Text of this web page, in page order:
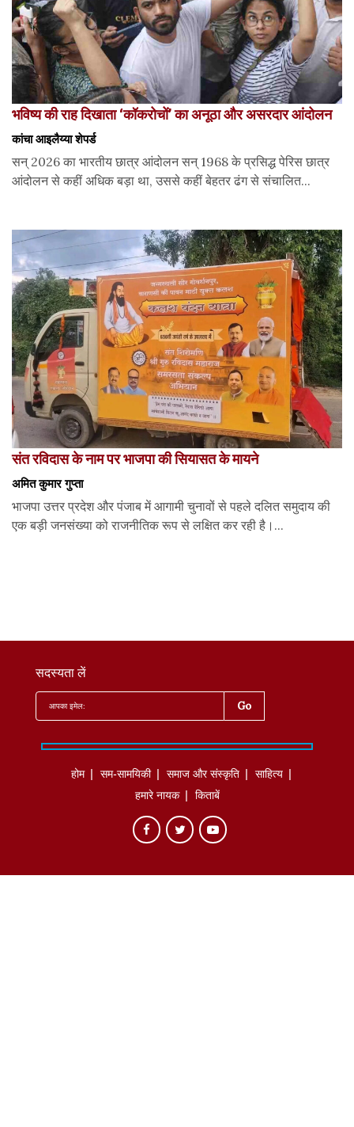
भविष्य की राह दिखाता ‘कॉकरोचों’ का अनूठा और असरदार आंदोलन
कांचा आइलैय्या शेपर्ड
सन् 2026 का भारतीय छात्र आंदोलन सन् 1968 के प्रसिद्ध पेरिस छात्र
आंदोलन से कहीं अधिक बड़ा था, उससे कहीं बेहतर ढंग से संचालित...
संत रविदास के नाम पर भाजपा की सियासत के मायने
अमित कुमार गुप्ता
भाजपा उत्तर प्रदेश और पंजाब में आगामी चुनावों से पहले दलित समुदाय की
एक बड़ी जनसंख्या को राजनीतिक रूप से लक्षित कर रही है।...
सदस्यता लें
होम सम-सामयिकी समाज और संस्कृति
साहित्‍य
हमारे नायक
किताबें